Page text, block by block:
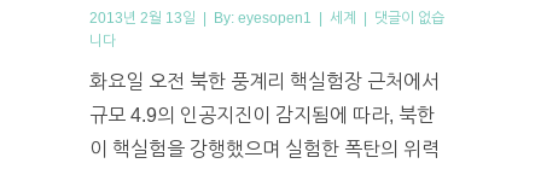
2013년 2월 13일 | By: eyesopen1 | 세계 | 댓글이 없습
니다
화요일 오전 북한 풍계리 핵실험장 근처에서
규모 4.9의 인공지진이 감지됨에 따라, 북한
이 핵실험을 강행했으며 실험한 폭탄의 위력